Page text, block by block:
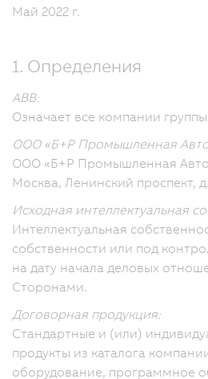
Май 2022 г.
1. Определения
ABB:
Означает все компании группы
ООО «Б+Р Промышленная
ООО «Б+Р Промышленная
Москва, Ленинский проспект,
Исходная интеллектуальная
Интеллектуальная
собственности или под
на дату начала деловых
Сторонами.
Договорная продукция:
Стандартные и (или)
продукты из каталога
оборудование, программное